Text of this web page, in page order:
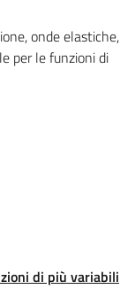
onde elastiche,
per le funzioni di
di più variabili